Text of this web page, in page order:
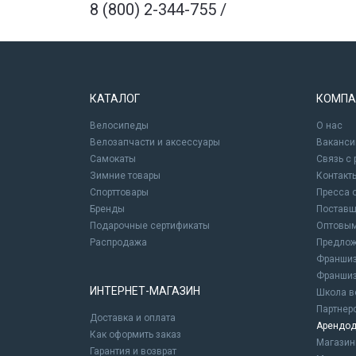
8 (800) 2-344-755 /
КАТАЛОГ
Велосипеды
Велозапчасти и аксессуары
Самокаты
Зимние товары
Спорттовары
Бренды
Подарочные сертификаты
Распродажа
ИНТЕРНЕТ-МАГАЗИН
Доставка и оплата
Как оформить заказ
Гарантия и возврат
О нас
Связь с
Пресса
Школа